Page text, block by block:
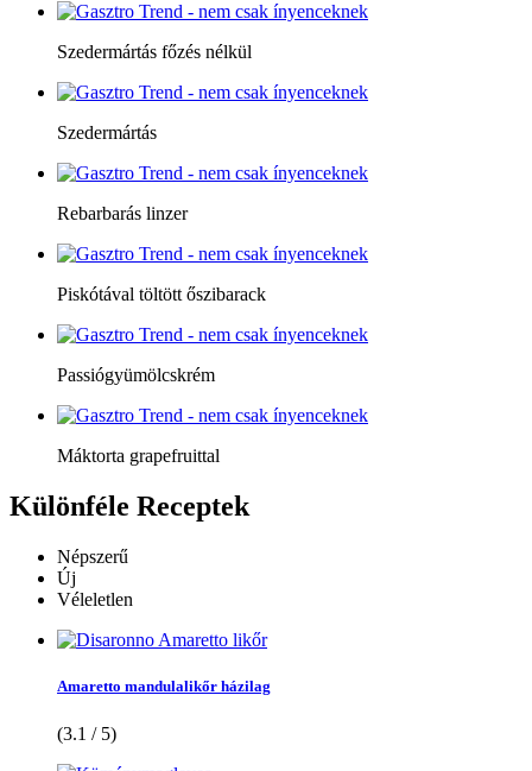
Szedermártás főzés nélkül
Szedermártás
Rebarbarás linzer
Piskótával töltött őszibarack
Passiógyümölcskrém
Máktorta grapefruittal
Különféle Receptek
Népszerű
Új
Véleletlen
Amaretto mandulalikőr házilag
(3.1 / 5)